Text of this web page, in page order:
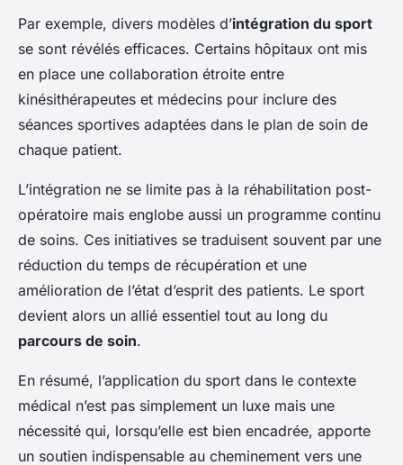
Par exemple, divers modèles d’intégration du sport
se sont révélés efficaces. Certains hôpitaux ont mis
en place une collaboration étroite entre
kinésithérapeutes et médecins pour inclure des
séances sportives adaptées dans le plan de soin de
chaque patient.
L’intégration ne se limite pas à la réhabilitation post-
opératoire mais englobe aussi un programme continu
de soins. Ces initiatives se traduisent souvent par une
réduction du temps de récupération et une
amélioration de l’état d’esprit des patients. Le sport
devient alors un allié essentiel tout au long du
parcours de soin.
En résumé, l’application du sport dans le contexte
médical n’est pas simplement un luxe mais une
nécessité qui, lorsqu’elle est bien encadrée, apporte
un soutien indispensable au cheminement vers une